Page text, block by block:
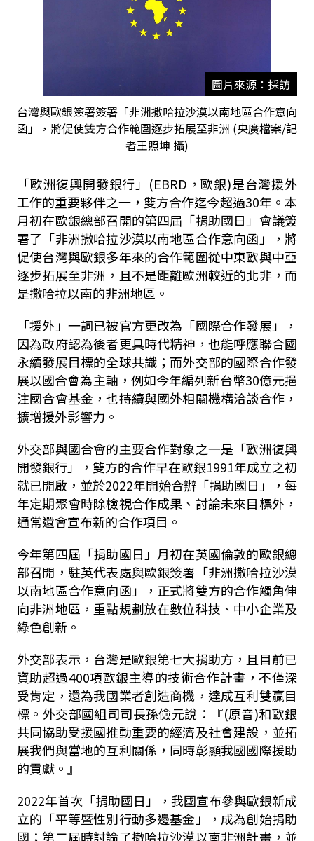
圖片來源：採訪
台灣與歐銀簽署簽署「非洲撒哈拉沙漠以南地區合作意向
函」，將促使雙方合作範圍逐步拓展至非洲 (央廣檔案/記
者王照坤 攝)
「歐洲復興開發銀行」(EBRD，歐銀)是台灣援外
工作的重要夥伴之一，雙方合作迄今超過30年。本
月初在歐銀總部召開的第四屆「捐助國日」會議簽
署了「非洲撒哈拉沙漠以南地區合作意向函」，將
促使台灣與歐銀多年來的合作範圍從中東歐與中亞
逐步拓展至非洲，且不是距離歐洲較近的北非，而
是撒哈拉以南的非洲地區。
「援外」一詞已被官方更改為「國際合作發展」，
因為政府認為後者更具時代精神，也能呼應聯合國
永續發展目標的全球共識；而外交部的國際合作發
展以國合會為主軸，例如今年編列新台幣30億元挹
注國合會基金，也持續與國外相關機構洽談合作，
擴增援外影響力。
外交部與國合會的主要合作對象之一是「歐洲復興
開發銀行」，雙方的合作早在歐銀1991年成立之初
就已開啟，並於2022年開始合辦「捐助國日」，每
年定期聚會時除檢視合作成果、討論未來目標外，
通常還會宣布新的合作項目。
今年第四屆「捐助國日」月初在英國倫敦的歐銀總
部召開，駐英代表處與歐銀簽署「非洲撒哈拉沙漠
以南地區合作意向函」，正式將雙方的合作觸角伸
向非洲地區，重點規劃放在數位科技、中小企業及
綠色創新。
外交部表示，台灣是歐銀第七大捐助方，且目前已
資助超過400項歐銀主導的技術合作計畫，不僅深
受肯定，還為我國業者創造商機，達成互利雙贏目
標。外交部國組司司長孫儉元說：『(原音)和歐銀
共同協助受援國推動重要的經濟及社會建設，並拓
展我們與當地的互利關係，同時彰顯我國國際援助
的貢獻。』
2022年首次「捐助國日」，我國宣布參與歐銀新成
立的「平等暨性別行動多邊基金」，成為創始捐助
國；第二屆時討論了撒哈拉沙漠以南非洲計畫，並